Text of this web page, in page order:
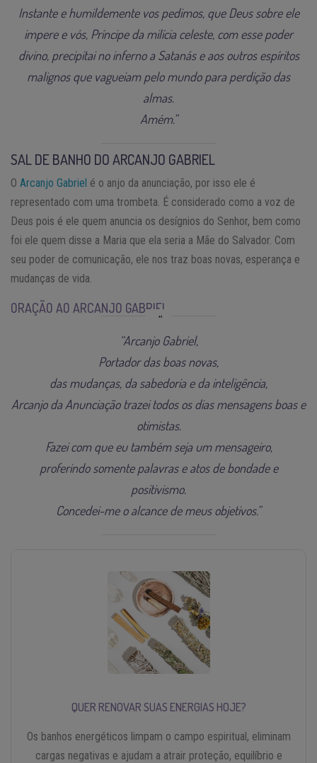
Instante e humildemente vos pedimos, que Deus sobre ele
impere e vós, Príncipe da milícia celeste, com esse poder
divino, precipitai no inferno a Satanás e aos outros espíritos
malignos que vagueiam pelo mundo para perdição das
almas.
Amém.”
SAL DE BANHO DO ARCANJO GABRIEL
O Arcanjo Gabriel é o anjo da anunciação, por isso ele é
representado com uma trombeta. É considerado como a voz de
Deus pois é ele quem anuncia os desígnios do Senhor, bem como
foi ele quem disse a Maria que ela seria a Mãe do Salvador. Com
seu poder de comunicação, ele nos traz boas novas, esperança e
mudanças de vida.
ORAÇÃO AO ARCANJO GABRIEL
“Arcanjo Gabriel,
Portador das boas novas,
das mudanças, da sabedoria e da inteligência,
Arcanjo da Anunciação trazei todos os dias mensagens boas e
otimistas.
Fazei com que eu também seja um mensageiro,
proferindo somente palavras e atos de bondade e
positivismo.
Concedei-me o alcance de meus objetivos.”
QUER RENOVAR SUAS ENERGIAS HOJE?
Os banhos energéticos limpam o campo espiritual, eliminam
cargas negativas e ajudam a atrair proteção, equilíbrio e